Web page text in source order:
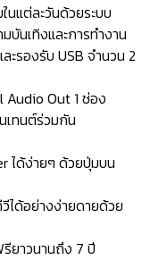
นแต่ละวันด้วยระบบ
บันเทิงและการทำงาน
ะรองรับ USB จำนวน 2
Audio Out 1 ช่อง
ทนต์ร่วมกัน
ได้ง่ายๆ ด้วยปุ่มบน
ได้อย่างง่ายดายด้วย
ยาวนานถึง 7 ปี